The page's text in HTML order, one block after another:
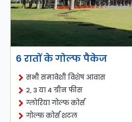
6 रातों के गोल्फ पैकेज
सभी समावेशी विशेष आवास
2, 3 या 4 ग्रीन फीस
ग्लोरिया गोल्फ कोर्स
गोल्फ़ कोर्स शटल